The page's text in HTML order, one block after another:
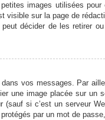
images utilisées
sur la page de
décider de les retirer
vos messages. Par
une image placée sur un
(sauf si c’est un serveur
par un mot de